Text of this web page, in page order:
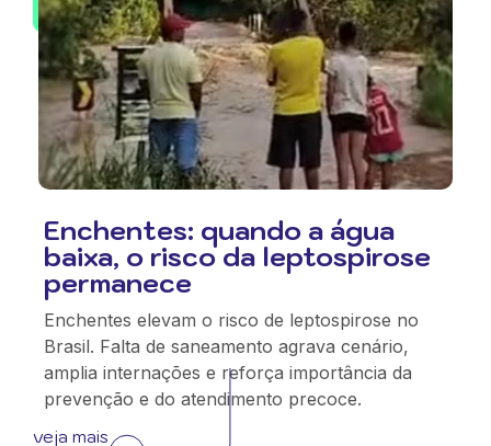
Enchentes: quando a água
baixa, o risco da leptospirose
permanece
Enchentes elevam o risco de leptospirose no
Brasil. Falta de saneamento agrava cenário,
amplia internações e reforça importância da
prevenção e do atendimento precoce.
veja mais